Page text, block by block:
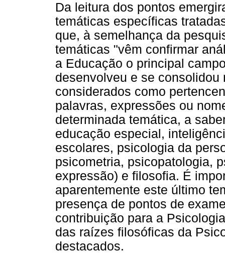
Da leitura dos pontos
temáticas específicas
que, à semelhança da
temáticas "vêm confirmar
a Educação o principal
desenvolveu e se
considerados como
palavras, expressões ou
determinada temática, a
educação especial,
escolares, psicologia da
psicometria, psicopatologia,
expressão) e filosofia. É
aparentemente este último
presença de pontos de
contribuição para a
das raízes filosóficas da
destacados.